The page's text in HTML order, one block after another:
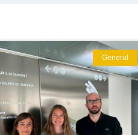
General
LEER MÁS